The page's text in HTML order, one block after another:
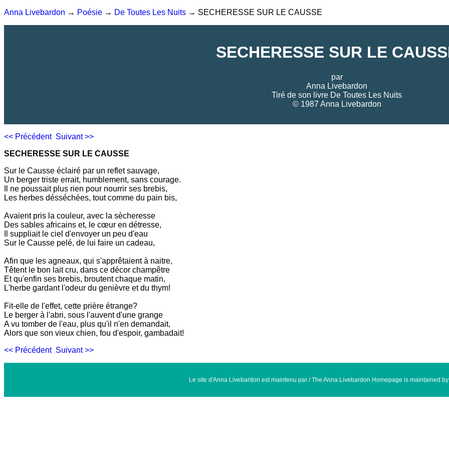
Anna Livebardon → Poésie → De Toutes Les Nuits → SECHERESSE SUR LE CAUSSE
SECHERESSE SUR LE
par
Anna Livebardon
Tiré de son livre De Toutes Les Nuits
© 1987 Anna Livebardon
<< Précédent Suivant >>
SECHERESSE SUR LE CAUSSE
Sur le Causse éclairé par un reflet sauvage,
Un berger triste errait, humblement, sans courage.
Il ne poussait plus rien pour nourrir ses brebis,
Les herbes désséchées, tout comme du pain bis,
Avaient pris la couleur, avec la sècheresse
Des sables africains et, le cœur en détresse,
Il suppliait le ciel d'envoyer un peu d'eau
Sur le Causse pelé, de lui faire un cadeau,
Afin que les agneaux, qui s'apprêtaient à naitre,
Têtent le bon lait cru, dans ce décor champêtre
Et qu'enfin ses brebis, broutent chaque matin,
L'herbe gardant l'odeur du genièvre et du thym!
Fit-elle de l'effet, cette prière étrange?
Le berger à l'abri, sous l'auvent d'une grange
A vu tomber de l'eau, plus qu'il n'en demandait,
Alors que son vieux chien, fou d'espoir, gambadait!
<< Précédent Suivant >>
Le site d'Anna Livebardon est maintenu par / The Anna Livebardon Homepage is maintained